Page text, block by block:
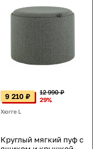
9 210 ₽
12 990 ₽
29%
Хюгге L
Круглый мягкий пуф с